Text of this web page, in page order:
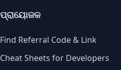
ପ୍ରାୟୋଜକ
Find Referral Code & Link
Cheat Sheets for Developers